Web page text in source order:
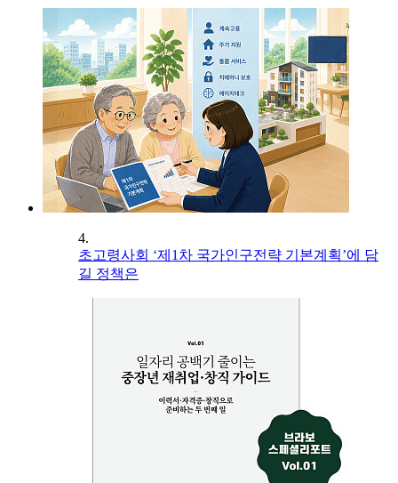
4.
초고령사회 ‘제1차 국가인구전략 기본계획’에 담
길 정책은